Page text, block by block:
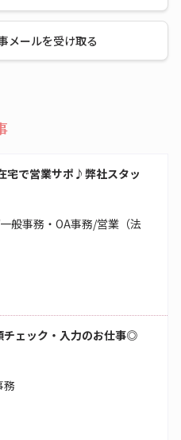
メールを受け取る
宅で営業サポ♪弊社スタッ
般事務・OA事務/営業（法
チェック・入力のお仕事◎
務